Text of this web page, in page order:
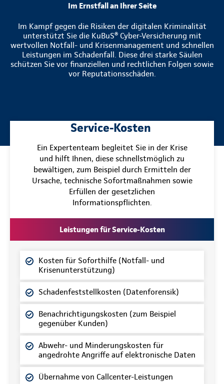
Im Ernstfall an Ihrer Seite
Im Kampf gegen die Risiken der digitalen Kriminalität
unterstützt Sie die KuBuS® Cyber-Versicherung mit
wertvollen Notfall- und Krisenmanagement und schnellen
Leistungen im Schadenfall. Diese drei starke Säulen
schützen Sie vor finanziellen und rechtlichen Folgen sowie
vor Reputationsschäden.
Service-Kosten
Ein Expertenteam begleitet Sie in der Krise
und hilft Ihnen, diese schnellstmöglich zu
bewältigen, zum Beispiel durch Ermitteln der
Ursache, technische Sofortmaßnahmen sowie
Erfüllen der gesetzlichen
Informationspflichten.
Leistungen für Service-Kosten
Kosten für Soforthilfe (Notfall- und
Krisenunterstützung)
Schadenfeststellkosten (Datenforensik)
Benachrichtigungskosten (zum Beispiel
gegenüber Kunden)
Abwehr- und Minderungskosten für
angedrohte Angriffe auf elektronische Daten
Übernahme von Callcenter-Leistungen